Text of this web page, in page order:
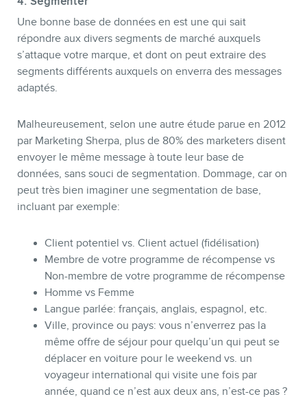
Une bonne base de données en est une qui sait
répondre aux divers segments de marché auxquels
s’attaque votre marque, et dont on peut extraire des
segments différents auxquels on enverra des messages
adaptés.
Malheureusement, selon une autre étude parue en 2012
par Marketing Sherpa, plus de 80% des marketers disent
envoyer le même message à toute leur base de
données, sans souci de segmentation. Dommage, car on
peut très bien imaginer une segmentation de base,
incluant par exemple:
Client potentiel vs. Client actuel (fidélisation)
Membre de votre programme de récompense vs
Non-membre de votre programme de récompense
Homme vs Femme
Langue parlée: français, anglais, espagnol, etc.
Ville, province ou pays: vous n’enverrez pas la
même offre de séjour pour quelqu’un qui peut se
déplacer en voiture pour le weekend vs. un
voyageur international qui visite une fois par
année, quand ce n’est aux deux ans, n’est-ce pas ?